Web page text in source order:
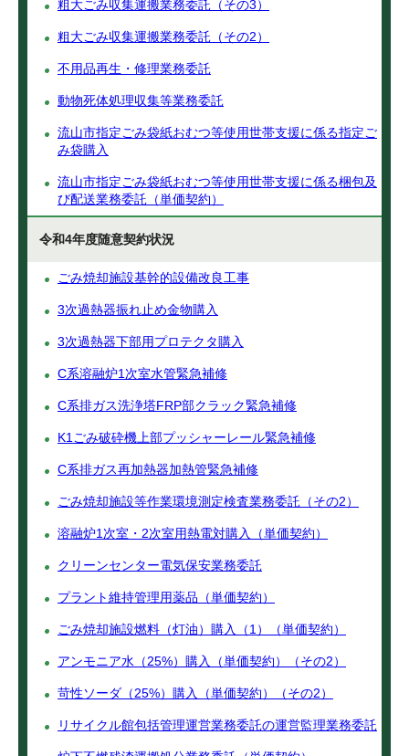
粗大ごみ収集運搬業務委託（その3）
粗大ごみ収集運搬業務委託（その2）
不用品再生・修理業務委託
動物死体処理収集等業務委託
流山市指定ごみ袋紙おむつ等使用世帯支援に係る指定ご
み袋購入
流山市指定ごみ袋紙おむつ等使用世帯支援に係る梱包及
び配送業務委託（単価契約）
令和4年度随意契約状況
ごみ焼却施設基幹的設備改良工事
3次過熱器振れ止め金物購入
3次過熱器下部用プロテクタ購入
C系溶融炉1次室水管緊急補修
C系排ガス洗浄塔FRP部クラック緊急補修
K1ごみ破砕機上部プッシャーレール緊急補修
C系排ガス再加熱器加熱管緊急補修
ごみ焼却施設等作業環境測定検査業務委託（その2）
溶融炉1次室・2次室用熱電対購入（単価契約）
クリーンセンター電気保安業務委託
プラント維持管理用薬品（単価契約）
ごみ焼却施設燃料（灯油）購入（1）（単価契約）
アンモニア水（25%）購入（単価契約）（その2）
苛性ソーダ（25%）購入（単価契約）（その2）
リサイクル館包括管理運営業務委託の運営監理業務委託